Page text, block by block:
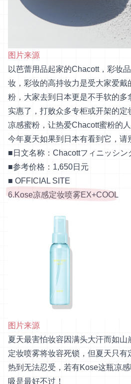
图片来源
以芭蕾用品起家的Chacott，彩妆
妆，彩妆的高持妆力是受大家爱戴
粉，大家去到日本更是不手软的多
实惠了，打败众多专柜或开架的定
凉感蜜粉，让热爱Chacott蜜粉的
今年夏天如果到日本有看到它，请
■日文名称：Chacottフィニッシ
■参考价格：1,650日元
■ OFFICIAL SITE
6.Kose凉感定妆喷雾EX+COOL
图片来源
夏天最害怕妆容因满头大汗而如山
定妆喷雾将妆容死锁，但夏天只有
热到无法忍受，若有Kose这瓶凉
吸是最好不过！